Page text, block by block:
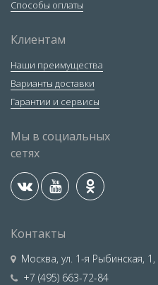
Способы оплаты
Клиентам
Наши преимущества
Варианты доставки
Гарантии и сервисы
Мы в социальных
сетях
Контакты
Москва, ул. 1-я Рыбинская,
+7 (495) 663-72-84